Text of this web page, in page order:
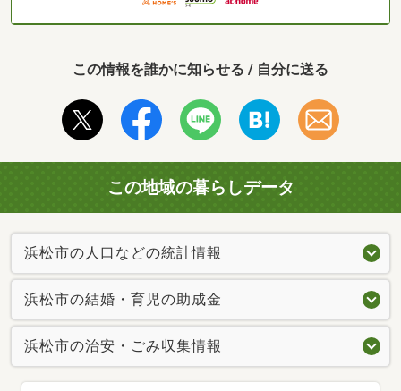
この情報を誰かに知らせる / 自分に送る
この地域の暮らしデータ
浜松市の人口などの統計情報
浜松市の結婚・育児の助成金
浜松市の治安・ごみ収集情報